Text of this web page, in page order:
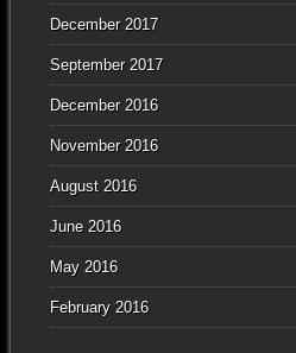
December 2017
September 2017
December 2016
November 2016
August 2016
June 2016
May 2016
February 2016